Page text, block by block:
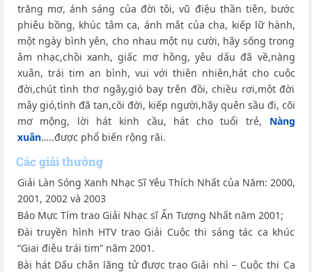
trăng mơ, ánh sáng của đời tôi, vũ điệu thần tiên, bước
phiêu bồng, khúc tâm ca, ánh mắt của cha, kiếp lữ hành,
một ngày bình yên, cho nhau một nụ cười, hãy sống trong
âm nhạc,chồi xanh, giấc mơ hồng, yêu dấu đã về,nàng
xuân, trái tim an bình, vui với thiên nhiên,hát cho cuộc
đời,chút tình thơ ngây,gió bay trên đồi, chiều rơi,một đời
mây gió,tình đã tan,cõi đời, kiếp người,hãy quên sầu đi, cõi
mơ mộng, lời hát kinh cầu, hát cho tuổi trẻ, Nàng
xuân…..được phổ biến rộng rãi.
Các giải thưởng
Giải Làn Sóng Xanh Nhạc Sĩ Yêu Thích Nhất của Năm: 2000,
2001, 2002 và 2003
Báo Mực Tím trao Giải Nhạc sĩ Ấn Tượng Nhất năm 2001;
Đài truyền hình HTV trao Giải Cuộc thi sáng tác ca khúc
“Giai điệu trái tim” năm 2001.
Bài hát Dấu chân lãng tử được trao Giải nhì – Cuộc thi Ca